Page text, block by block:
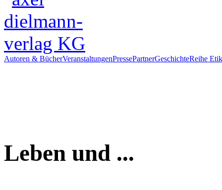
Autoren & BücherVeranstaltungenPressePartnerGeschichteReihe
Leben und ...